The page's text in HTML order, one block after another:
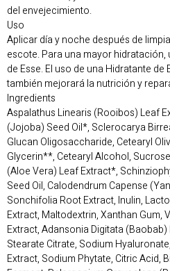
del envejecimiento.
Uso
Aplicar día y noche después de
escote. Para una mayor
de Esse. El uso de una Hidratante
también mejorará la nutrición y
Ingredients
Aspalathus Linearis (Rooibos) Leaf
(Jojoba) Seed Oil*, Sclerocarya
Glucan Oligosaccharide, Cetearyl
Glycerin**, Cetearyl Alcohol,
(Aloe Vera) Leaf Extract*,
Seed Oil, Calodendrum Capense
Sonchifolia Root Extract, Inulin,
Extract, Maltodextrin, Xanthan Gum,
Extract, Adansonia Digitata
Stearate Citrate, Sodium
Extract, Sodium Phytate, Citric Acid,